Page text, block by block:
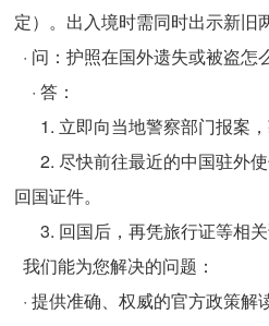
定）。出入境时需同时出示新旧
· 问：护照在国外遗失或被盗怎
· 答：
1. 立即向当地警察部门报案，
2. 尽快前往最近的中国驻外
回国证件。
3. 回国后，再凭旅行证等相关
我们能为您解决的问题：
· 提供准确、权威的官方政策解